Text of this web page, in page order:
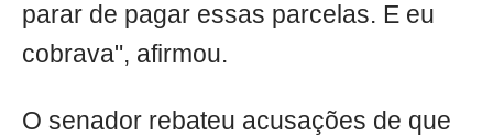
parar de pagar essas parcelas. E eu
cobrava", afirmou.
O senador rebateu acusações de que